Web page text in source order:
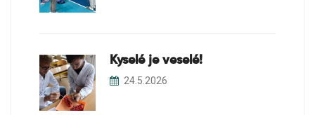
Kyselé je veselé!
24.5.2026